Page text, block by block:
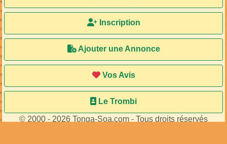
Inscription
Ajouter une Annonce
Vos Avis
Le Trombi
© 2000 - 2026 Tonga-Soa.com - Tous droits réservés